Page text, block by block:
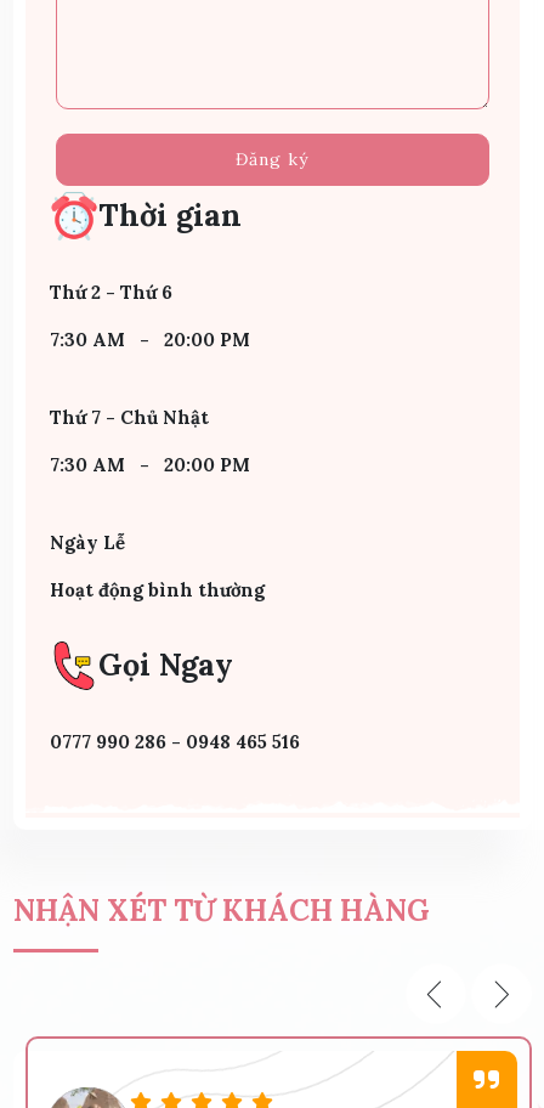
Đăng ký
Thời gian
Thứ 2 - Thứ 6
7:30 AM - 20:00 PM
Thứ 7 - Chủ Nhật
7:30 AM - 20:00 PM
Ngày Lễ
Hoạt động bình thường
Gọi Ngay
0777 990 286 - 0948 465 516
NHẬN XÉT TỪ KHÁCH HÀNG